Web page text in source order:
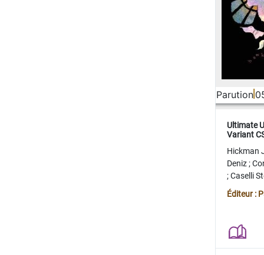
Parution
Ultimate
Variant
Hickman
Deniz;
;Caselli
Juan
Éditeur :